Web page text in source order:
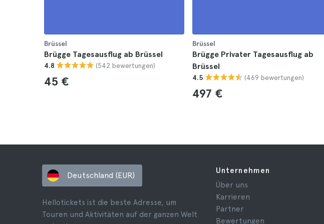
Brüssel
Brügge Tagesausflug ab Brüssel
4.8 (542 bewertungen)
45 €
Brüssel
Brügge Privater Tagesausflug ab
Brüssel
4.5 (469 bewertungen)
497 €
Deutschland (EUR)
Hellotickets ist die beste Adresse, um
Touren und Aktivitäten auf der ganzen Welt
Unternehmen
Über uns
Karrieren
Partner
Bewertungen